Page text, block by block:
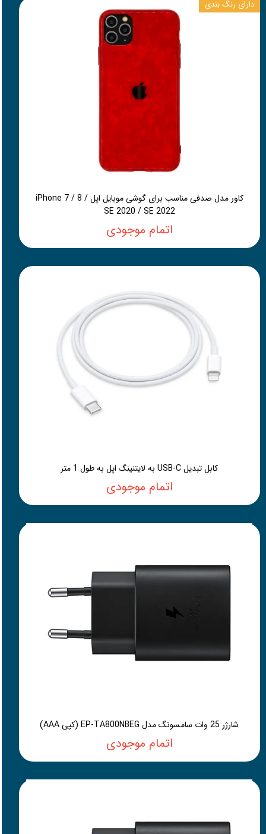
کاور مدل صدفی مناسب برای گوشی موبایل اپل iPhone 7 / 8 /
SE 2020 / SE 2022
اتمام موجودی
دارای رنگ بندی
کابل تبدیل USB-C به لایتنینگ اپل به طول 1 متر
اتمام موجودی
شارژر 25 وات سامسونگ مدل EP-TA800NBEG (کپی AAA)
اتمام موجودی